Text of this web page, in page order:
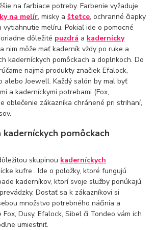
na farbiace potreby. Farbenie vyžaduje
na melír, misky aštetce, ochranné čiapky
vytiahnutie melíru. Pokiaľ ide o pomocné
dôležité puzdrá a kadernícky
nim môže mať kaderník vždy po ruke a
kaderníckych pomôckach a doplnkoch. Do
najmä produkty značiek Efalock,
alebo Joewell. Každý salón by mal byť
a kaderníckymi potrebami (Fox,
oblečenie zákazníka chránené pri strihaní,
pomôckach
skupinou kaderníckych
kufre . Ide o položky, ktoré fungujú
kaderníkov, ktorí svoje služby ponúkajú
Dostať sa k zákazníkovi si
množstvo potrebného náčinia a
Dusy, Efalock, Sibel či Tondeo vám ich
umiestniť.